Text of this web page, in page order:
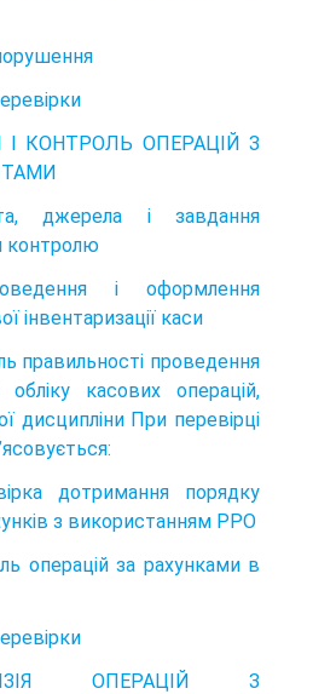
І КОНТРОЛЬ ОПЕРАЦІЙ З
джерела і завдання
контролю
і оформлення
інвентаризації каси
правильності проведення
касових операцій,
дисципліни При перевірці
дотримання порядку
з використанням РРО
операцій за рахунками в
ОПЕРАЦІЙ З